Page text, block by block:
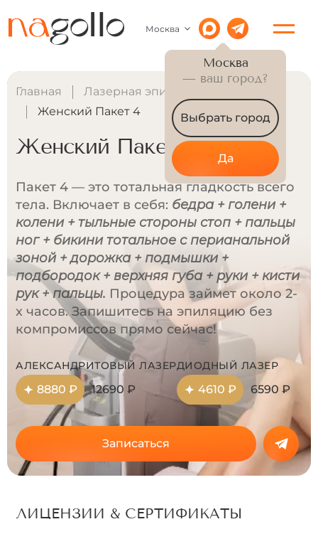
Москва
Москва
— ваш город?
Выбрать город
Да
Главная
Лазерная эпиляция для женщин
Женский Пакет 4
Женский Пакет 4
Пакет 4 — это тотальная гладкость всего
тела. Включает в себя: бедра + голени +
колени + тыльные стороны стоп + пальцы
ног + бикини тотальное с перианальной
зоной + дорожка + подмышки +
подбородок + верхняя губа + руки + кисти
рук + пальцы. Процедура займет около 2-
х часов. Запишитесь на эпиляцию без
компромиссов прямо сейчас!
АЛЕКСАНДРИТОВЫЙ ЛАЗЕР
8880 ₽ 12690 ₽
ДИОДНЫЙ ЛАЗЕР
4610 ₽ 6590 ₽
Записаться
ЛИЦЕНЗИИ & СЕРТИФИКАТЫ